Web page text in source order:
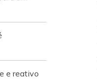
e reativo